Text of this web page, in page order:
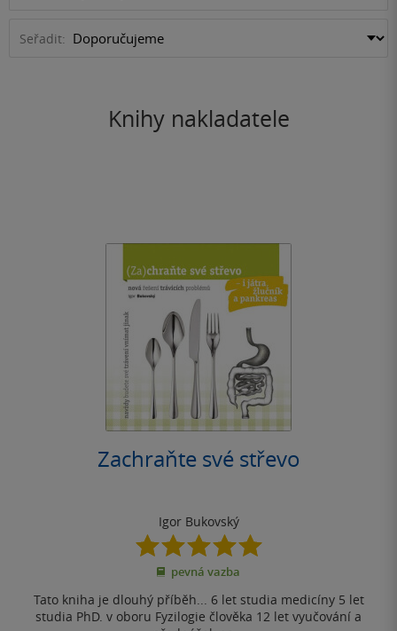
Seřadit:
Knihy nakladatele
Zachraňte své střevo
Igor Bukovský
5.0
z
5
pevná vazba
Tato kniha je dlouhý příběh... 6 let studia medicíny 5 let
studia PhD. v oboru Fyzilogie člověka 12 let vyučování a